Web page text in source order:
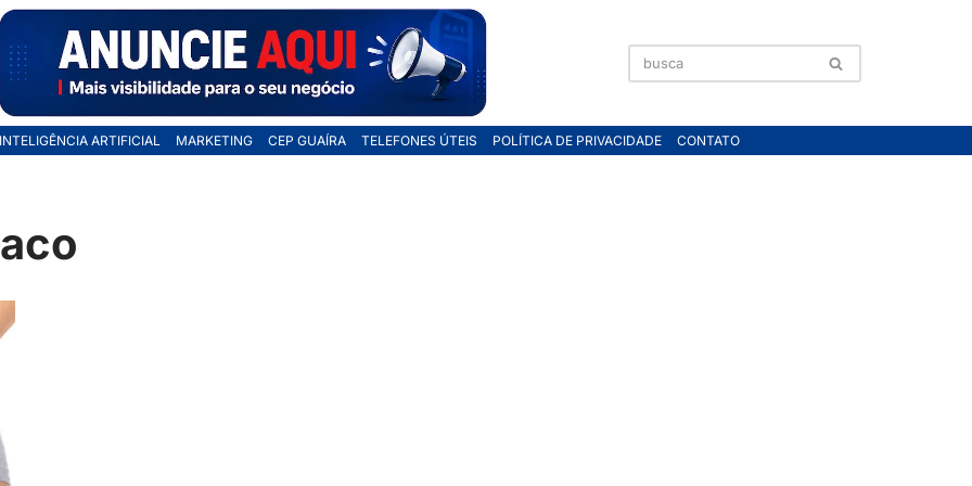
INTELIGÊNCIA ARTIFICIAL MARKETING CEP GUAÍRA TELEFONES ÚTEIS POLÍTICA DE PRIVACIDADE CONTATO